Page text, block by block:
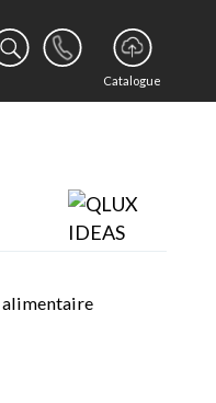
Catalogue
alimentaire